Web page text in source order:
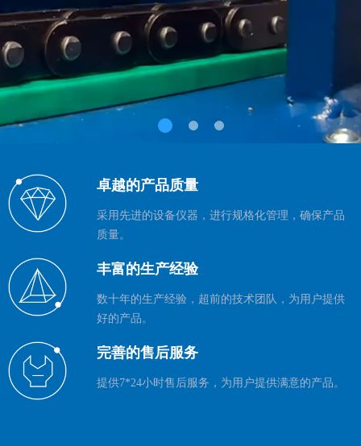
卓越的产品质量
采用先进的设备仪器，进行规格化管理，确保产品
质量。
丰富的生产经验
数十年的生产经验，超前的技术团队，为用户提供
好的产品。
完善的售后服务
提供7*24小时售后服务，为用户提供满意的产品。